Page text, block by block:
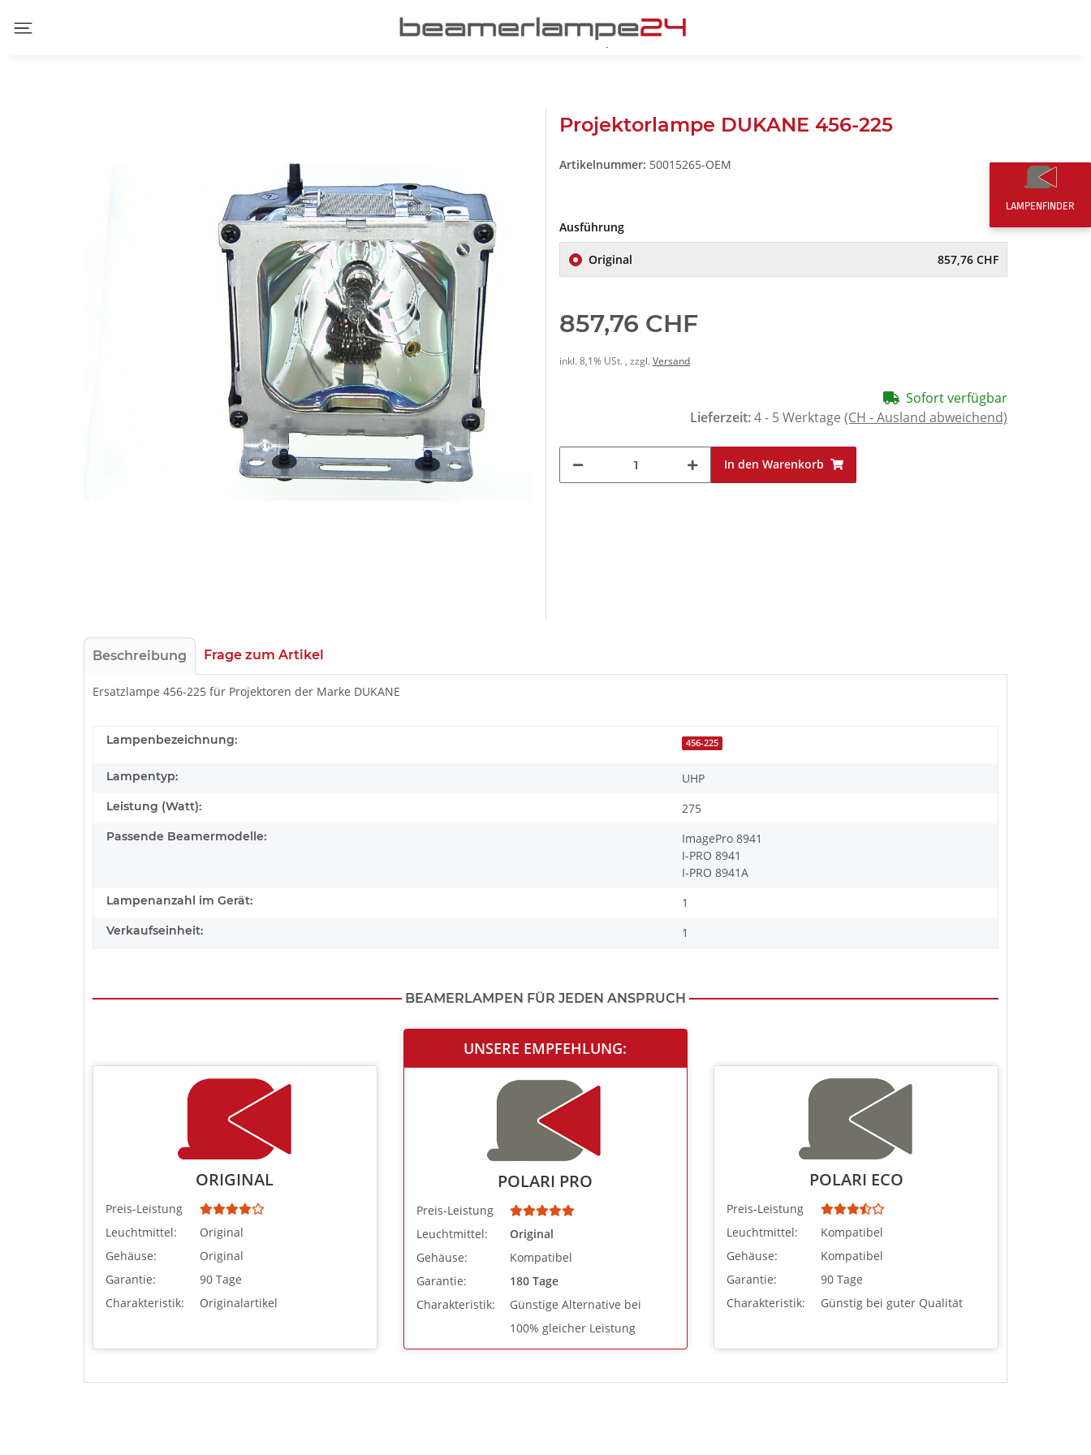
Projektorlampe DUKANE 456-225
Artikelnummer: 50015265-OEM
Ausführung
Original 857,76 CHF
857,76 CHF
inkl. 8,1% USt. , zzgl.Versand
Sofort verfügbar
Lieferzeit:4 - 5 Werktage (CH - Ausland abweichend)
In den Warenkorb
Beschreibung Frage zum Artikel
Ersatzlampe 456-225 für Projektoren der Marke DUKANE
Lampenbezeichnung: 456-225
Lampentyp: UHP
Leistung (Watt): 275
Passende Beamermodelle:
ImagePro 8941
I-PRO 8941
I-PRO 8941A
Lampenanzahl im Gerät: 1
Verkaufseinheit: 1
BEAMERLAMPEN FÜR JEDEN ANSPRUCH
ORIGINAL
Preis-Leistung
Leuchtmittel:
Original
Gehäuse:
Original
Garantie:
90 Tage
Charakteristik:
Originalartikel
UNSERE EMPFEHLUNG:
POLARI PRO
Preis-Leistung
Leuchtmittel:
Original
Gehäuse:
Kompatibel
Garantie:
180 Tage
Charakteristik:
Günstige Alternative bei
100% gleicher Leistung
POLARI ECO
Preis-Leistung
Leuchtmittel:
Kompatibel
Gehäuse:
Kompatibel
Garantie:
90 Tage
Charakteristik:
Günstig bei guter Qualität
LAMPENFINDER